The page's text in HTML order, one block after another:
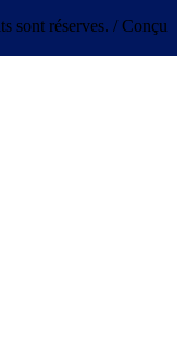
sont réserves. / Conçu